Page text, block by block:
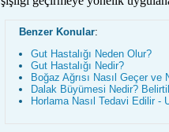
Benzer Konular:
Gut Hastalığı Neden Olur?
Gut Hastalığı Nedir?
Boğaz Ağrısı Nasıl Geçer ve
Dalak Büyümesi Nedir?
Horlama Nasıl Tedavi Edilir -